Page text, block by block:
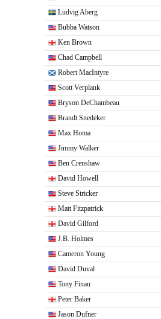
Ludvig Aberg
Bubba Watson
Ken Brown
Chad Campbell
Robert MacIntyre
Scott Verplank
Bryson DeChambeau
Brandt Snedeker
Max Homa
Jimmy Walker
Ben Crenshaw
David Howell
Steve Stricker
Matt Fitzpatrick
David Gilford
J.B. Holmes
Cameron Young
David Duval
Tony Finau
Peter Baker
Jason Dufner